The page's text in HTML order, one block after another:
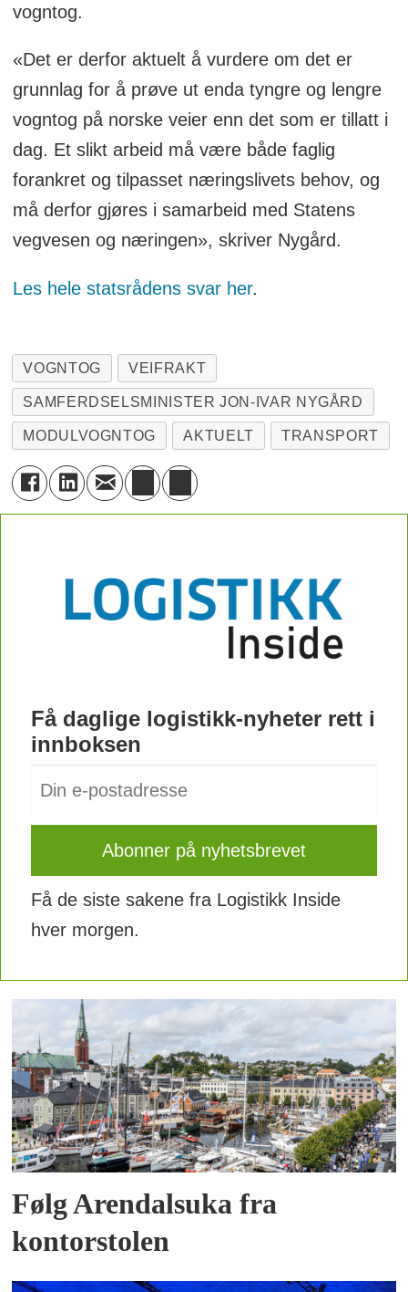
vogntog.
«Det er derfor aktuelt å vurdere om det er
grunnlag for å prøve ut enda tyngre og lengre
vogntog på norske veier enn det som er tillatt i
dag. Et slikt arbeid må være både faglig
forankret og tilpasset næringslivets behov, og
må derfor gjøres i samarbeid med Statens
vegvesen og næringen», skriver Nygård.
Les hele statsrådens svar her.
VOGNTOG VEIFRAKT
SAMFERDSELSMINISTER JON-IVAR NYGÅRD
MODULVOGNTOG AKTUELT TRANSPORT
Få daglige logistikk-nyheter rett i
innboksen
Få de siste sakene fra Logistikk Inside
hver morgen.
Følg Arendalsuka fra
kontorstolen